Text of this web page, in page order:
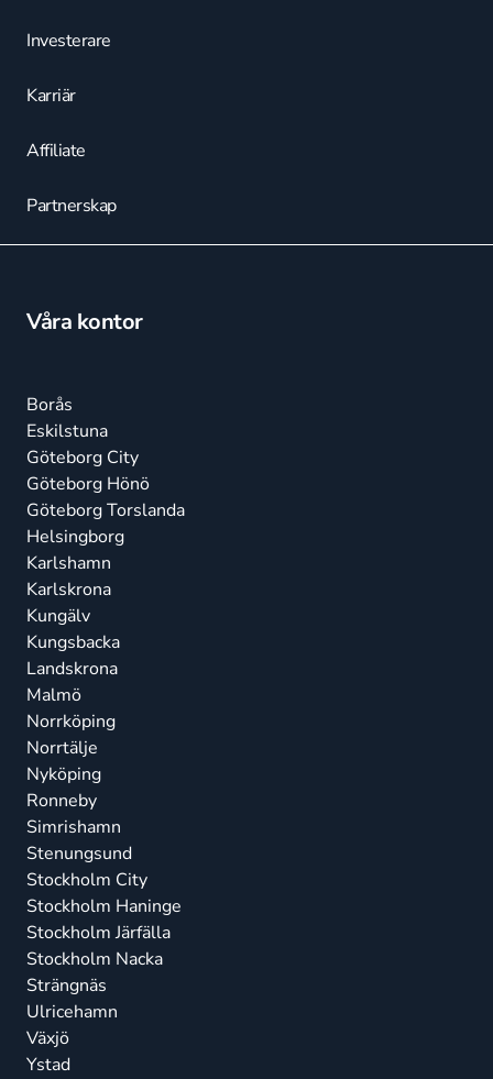
Investerare
Karriär
Affiliate
Partnerskap
Våra kontor
Borås
Eskilstuna
Göteborg City
Göteborg Hönö
Göteborg Torslanda
Helsingborg
Karlshamn
Karlskrona
Kungälv
Kungsbacka
Landskrona
Malmö
Norrköping
Norrtälje
Nyköping
Ronneby
Simrishamn
Stenungsund
Stockholm City
Stockholm Haninge
Stockholm Järfälla
Stockholm Nacka
Strängnäs
Ulricehamn
Växjö
Ystad